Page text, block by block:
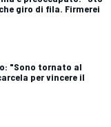
giro di fila. Firmerei
"Sono tornato al
per vincere il